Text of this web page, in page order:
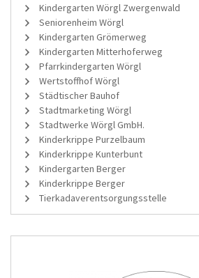
Kindergarten Wörgl Zwergenwald
Seniorenheim Wörgl
Kindergarten Grömerweg
Kindergarten Mitterhoferweg
Pfarrkindergarten Wörgl
Wertstoffhof Wörgl
Städtischer Bauhof
Stadtmarketing Wörgl
Stadtwerke Wörgl GmbH.
Kinderkrippe Purzelbaum
Kinderkrippe Kunterbunt
Kindergarten Berger
Kinderkrippe Berger
Tierkadaverentsorgungsstelle